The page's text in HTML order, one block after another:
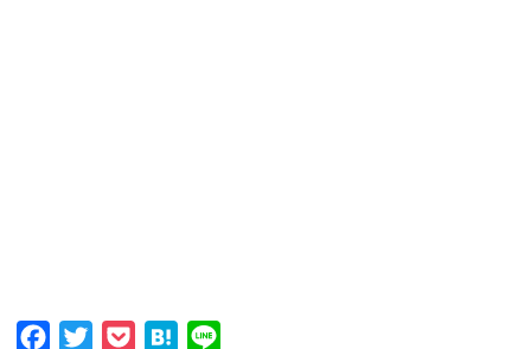
Facebook
Twitter PocketHatena